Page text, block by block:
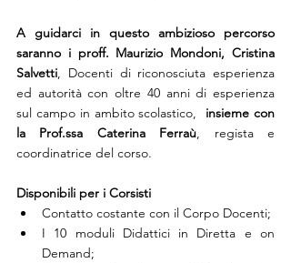
A guidarci in questo ambizioso percorso
saranno i proff. Maurizio Mondoni, Cristina
Salvetti, Docenti di riconosciuta esperienza
ed autorità con oltre 40 anni di esperienza
sul campo in ambito scolastico, insieme con
la Prof.ssa Caterina Ferraù, regista e
coordinatrice del corso.
Disponibili per i Corsisti
Contatto costante con il Corpo Docenti;
I 10 moduli Didattici in Diretta e on
Demand;